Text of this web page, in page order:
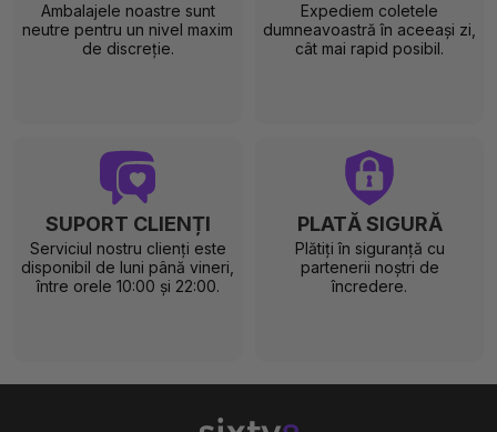
Ambalajele noastre sunt
neutre pentru un nivel maxim
de discreție.
Expediem coletele
dumneavoastră în aceeași zi,
cât mai rapid posibil.
SUPORT CLIENȚI
Serviciul nostru clienți este
disponibil de luni până vineri,
între orele 10:00 și 22:00.
PLATĂ SIGURĂ
Plătiți în siguranță cu
partenerii noștri de
încredere.